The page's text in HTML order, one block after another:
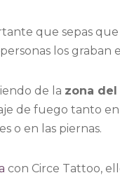
que sepas
personas los
de la zona
de fuego tanto en
o en las piernas.
con Circe Tattoo,